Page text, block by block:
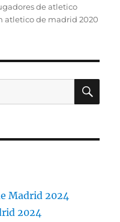
de atletico
atletico de madrid 2020
Madrid 2024
2024